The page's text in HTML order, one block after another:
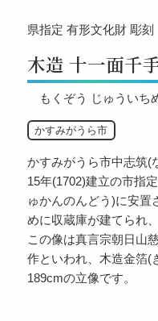
県指定 有形文化財 彫刻
木造 十一面千
もくぞう じゅういち
かすみがうら市
かすみがうら市中志筑(
15年(1702)建立の市指
ゅかんのんどう)に安置
めに収蔵庫が建てられ
この像は真言宗朝日山
作といわれ、木造金箔(
189cmの立像です。